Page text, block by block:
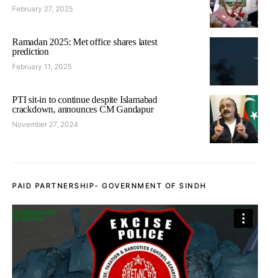
February 27, 2025
Ramadan 2025: Met office shares latest
prediction
February 11, 2025
PTI sit-in to continue despite Islamabad
crackdown, announces CM Gandapur
November 27, 2024
PAID PARTNERSHIP- GOVERNMENT OF SINDH